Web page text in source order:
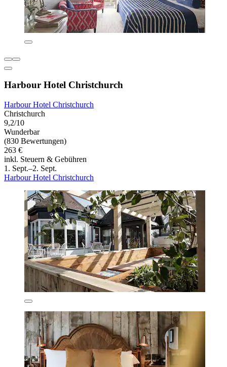
Harbour Hotel Christchurch
Harbour Hotel Christchurch
Christchurch
9,2/10
Wunderbar
(830 Bewertungen)
263 €
inkl. Steuern & Gebühren
1. Sept.–2. Sept.
Harbour Hotel Christchurch